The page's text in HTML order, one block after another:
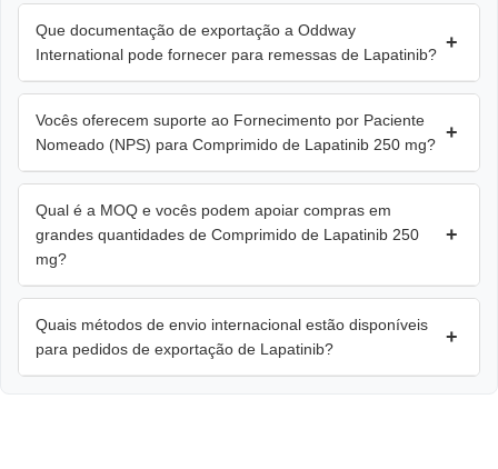
Que documentação de exportação a Oddway
International pode fornecer para remessas de Lapatinib?
+
Vocês oferecem suporte ao Fornecimento por Paciente
Nomeado (NPS) para Comprimido de Lapatinib 250 mg?
+
Qual é a MOQ e vocês podem apoiar compras em
grandes quantidades de Comprimido de Lapatinib 250
mg?
+
Quais métodos de envio internacional estão disponíveis
para pedidos de exportação de Lapatinib?
+